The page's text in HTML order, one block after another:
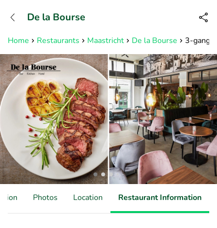
Available until 23:00
Home Restaurants Maastricht De la Bourse 3-
De la Bourse
Photos Location Restaurant Information